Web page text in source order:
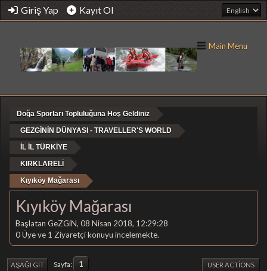
Giriş Yap Kayıt Ol
Main Menu
Doğa Sporları Topluluğuna Hoş Geldiniz
GEZGİNİN DÜNYASI - TRAVELLER'S WORLD
İL İL TÜRKİYE
KIRKLARELİ
Kıyıköy Mağarası
Kıyıköy Mağarası
Başlatan GeZGiN, 08 Nisan 2018, 12:29:28
0 Üye ve 1 Ziyaretçi konuyu incelemekte.
AŞAĞI GIT Sayfa 1 USER ACTIONS